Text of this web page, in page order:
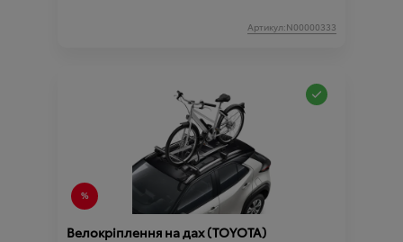
Артикул:N00000333
Велокріплення на дах (TOYOTA)